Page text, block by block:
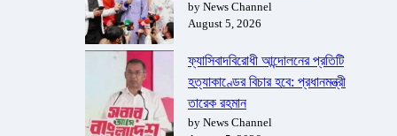
by News Channel
August 5, 2026
ফ্যাসিবাদবিরোধী আন্দোলনের প্রতিটি
হত্যাকাণ্ডের বিচার হবে: প্রধানমন্ত্রী
তারেক রহমান
by News Channel